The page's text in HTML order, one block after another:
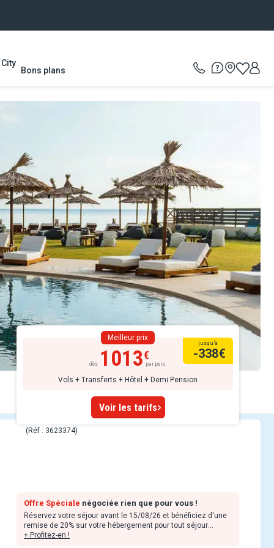
Bons plans
Meilleur prix
dès 1013 par pers.
Vols + Transferts + Hôtel + Demi Pension
jusqu’à
-338€
Voir les tarifs
(Réf : 3623374)
Offre Spéciale négociée rien que pour vous !
Réservez votre séjour avant le 15/08/26 et bénéficiez d'une
remise de 20% sur votre hébergement pour tout séjour
compris entre le 05/08/26 et le 31/08/26.
+ Profitez-en !